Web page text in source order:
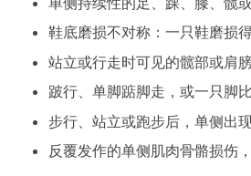
鞋底磨损不对称：一只鞋磨损
站立或行走时可见的髋部或肩膀
跛行、单脚踮脚走，或一只脚
步行、站立或跑步后，单侧出
反覆发作的单侧肌肉骨骼损伤